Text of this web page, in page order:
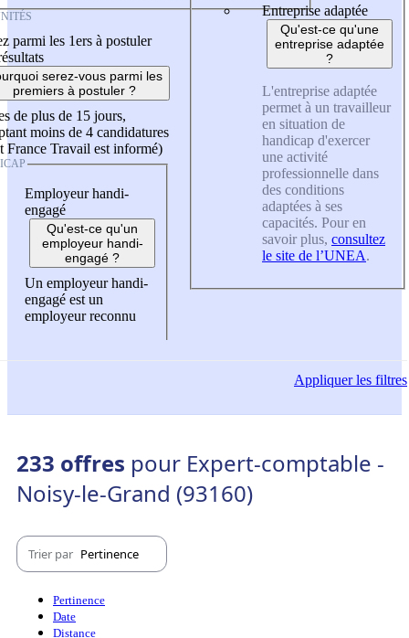
parmi les 1ers à postuler
serez-vous parmi les
premiers à postuler ?
de plus de 15 jours,
moins de 4 candidatures
France Travail est informé)
Employeur handi-
engagé
Qu'est-ce qu'un
employeur handi-
engagé ?
Un employeur handi-
engagé est un
employeur reconnu
Entreprise adaptée
Qu'est-ce qu'une
entreprise adaptée
?
L'entreprise adaptée
permet à un travailleur
en situation de
handicap d'exercer
une activité
professionnelle dans
des conditions
adaptées à ses
capacités. Pour en
savoir plus, consultez
le site de l’UNEA.
Appliquerles filtres
233 offres pour Expert-comptable -
Noisy-le-Grand (93160)
Trier par Pertinence
Pertinence
Date
Distance